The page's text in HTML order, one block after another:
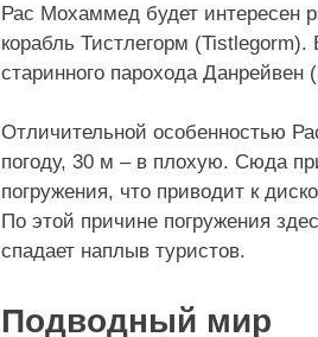
Рас Мохаммед будет интересен
корабль Тистлегорм
старинного парохода Данрейвен
Отличительной особенностью
погоду, 30 м – в плохую. Сюда
погружения, что приводит к
По этой причине погружения
спадает наплыв туристов.
Подводный мир